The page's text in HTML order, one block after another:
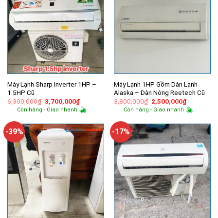
Máy Lạnh Sharp Inverter 1HP –
1.5HP Cũ
6,300,000₫ Giá
gốc
là:
3,700,000₫Giá
hiện
tại
3,700,000₫.
Còn hàng - Giao nhanh
Máy Lạnh 1HP Gồm Dàn Lạnh
Alaska – Dàn Nóng Reetech Cũ
3,800,000₫ Giá
gốc
là:
2,500,000₫Giá
hiện
tại
Còn hàng - Giao nhanh
-39% -17%